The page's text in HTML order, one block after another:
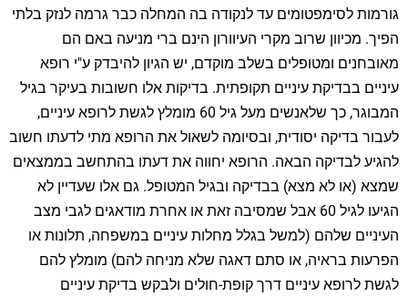
גורמות לסימפטומים עד לנקודה בה המחלה כבר גרמה לנזק בלתי
הפיך. מכיוון שרוב מקרי העיוורון הינם ברי מניעה באם הם
מאובחנים ומטופלים בשלב מוקדם, יש הגיון להיבדק ע"י רופא
עיניים בבדיקת עיניים תקופתית. בדיקות אלו חשובות בעיקר בגיל
המבוגר, כך שלאנשים מעל גיל 60 מומלץ לגשת לרופא עיניים,
לעבור בדיקה יסודית, ובסיומה לשאול את הרופא מתי לדעתו חשוב
להגיע לבדיקה הבאה. הרופא יחווה את דעתו בהתחשב בממצאים
שמצא (או לא מצא) בבדיקה ובגיל המטופל. גם אלו שעדיין לא
הגיעו לגיל 60 אבל שמסיבה זאת או אחרת מודאגים לגבי מצב
העיניים שלהם (למשל בגלל מחלות עיניים במשפחה, תלונות או
הפרעות בראיה, או סתם דאגה שלא מניחה להם) מומלץ להם
לגשת לרופא עיניים דרך קופת-חולים ולבקש בדיקת עיניים